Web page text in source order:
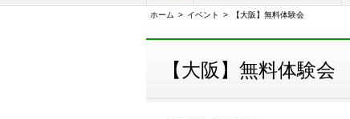
ホーム > イベント > 【大阪】無料体験会
【大阪】無料体験会